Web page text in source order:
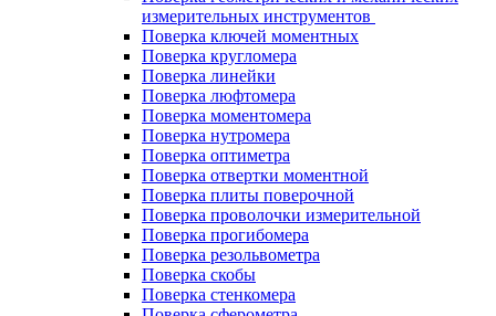
измерительных инструментов
Поверка ключей моментных
Поверка кругломера
Поверка линейки
Поверка люфтомера
Поверка моментомера
Поверка нутромера
Поверка оптиметра
Поверка отвертки моментной
Поверка плиты поверочной
Поверка проволочки измерительной
Поверка прогибомера
Поверка резольвометра
Поверка скобы
Поверка стенкомера